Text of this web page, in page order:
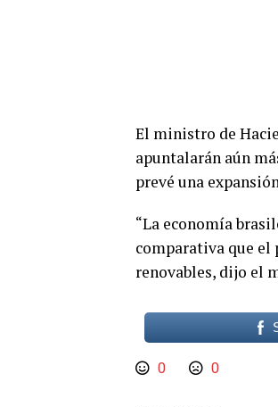
El ministro de
apuntalarán aún
prevé una
“La economía
comparativa que el
renovables, dijo el
0 0